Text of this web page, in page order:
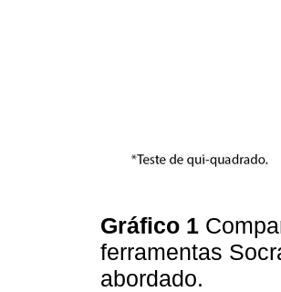
Gráfico 1
ferramentas
abordado.